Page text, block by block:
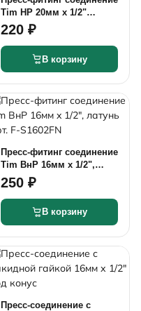
Tim НР 20мм x 1/2"
латунь арт. F-S2002MN
220 ₽
В корзину
Пресс-фитинг соединение
Tim ВнР 16мм x 1/2",
латунь арт. F-S1602FN
250 ₽
В корзину
Пресс-соединение с